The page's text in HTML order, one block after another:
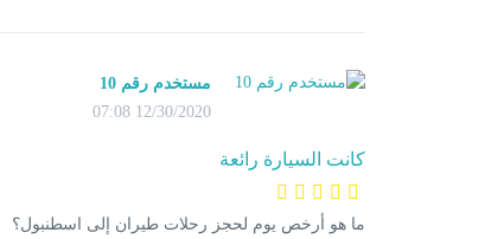
مستخدم رقم 10
12/30/2020 07:08
كانت السيارة رائعة
ما هو أرخص يوم لحجز رحلات طيران إلى اسطنبول؟